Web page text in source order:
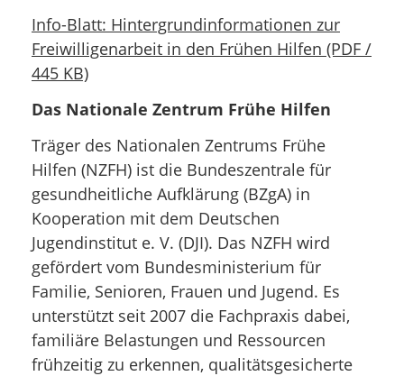
Info-Blatt: Hintergrundinformationen zur
Freiwilligenarbeit in den Frühen Hilfen (PDF /
445 KB)
Das Nationale Zentrum Frühe Hilfen
Träger des Nationalen Zentrums Frühe
Hilfen (NZFH) ist die Bundeszentrale für
gesundheitliche Aufklärung (BZgA) in
Kooperation mit dem Deutschen
Jugendinstitut e. V. (DJI). Das NZFH wird
gefördert vom Bundesministerium für
Familie, Senioren, Frauen und Jugend. Es
unterstützt seit 2007 die Fachpraxis dabei,
familiäre Belastungen und Ressourcen
frühzeitig zu erkennen, qualitätsgesicherte